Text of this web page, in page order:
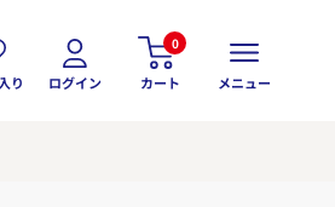
り ログイン
0
カート メニュー